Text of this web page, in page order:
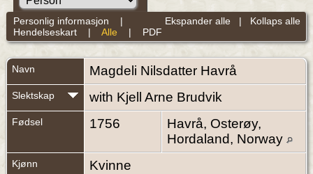
Ekspander alle | Kollaps alle
Personlig informasjon |
Hendelseskart| Alle | PDF
Navn Magdeli Nilsdatter Havrå
Slektskap with Kjell Arne Brudvik
Fødsel 1756
Havrå, Osterøy,
Hordaland, Norway
Kjønn Kvinne